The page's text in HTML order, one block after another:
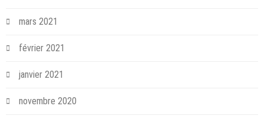
mars 2021
février 2021
janvier 2021
novembre 2020